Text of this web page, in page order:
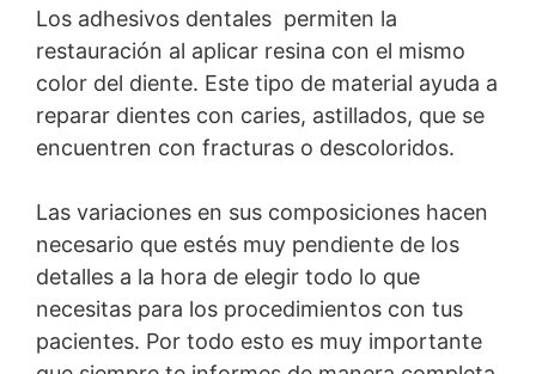
Los adhesivos dentales permiten la
restauración al aplicar resina con el mismo
color del diente. Este tipo de material ayuda a
reparar dientes con caries, astillados, que se
encuentren con fracturas o descoloridos.
Las variaciones en sus composiciones hacen
necesario que estés muy pendiente de los
detalles a la hora de elegir todo lo que
necesitas para los procedimientos con tus
pacientes. Por todo esto es muy importante